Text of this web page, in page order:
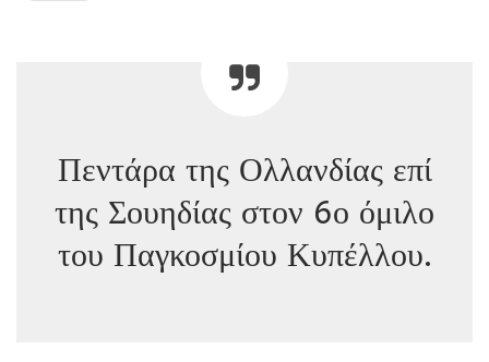
Πεντάρα της Ολλανδίας επί
της Σουηδίας στον 6ο όμιλο
του Παγκοσμίου Κυπέλλου.